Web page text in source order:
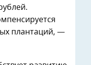
плантаций, —